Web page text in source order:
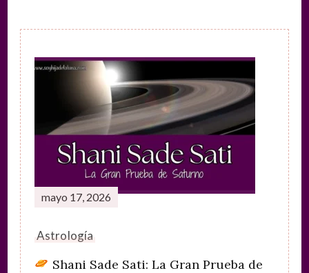
Navegación
de
entradas
mayo 17, 2026
Astrología
Shani Sade Sati: La Gran Prueba de